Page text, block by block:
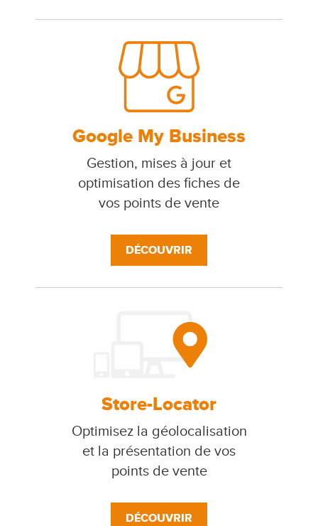
Google My Business
Gestion, mises à jour et
optimisation des fiches de
vos points de vente
DÉCOUVRIR
Store-Locator
Optimisez la géolocalisation
et la présentation de vos
points de vente
DÉCOUVRIR